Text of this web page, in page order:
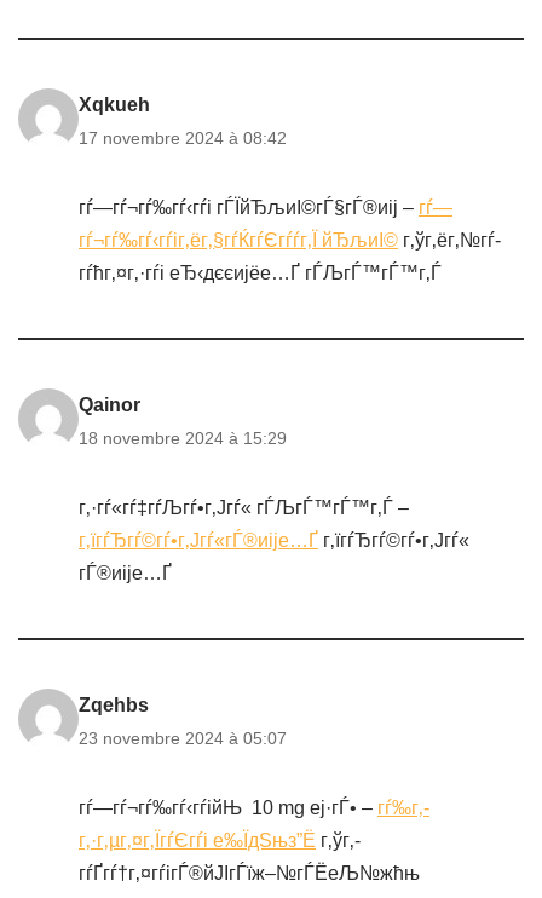
Xqkueh
17 novembre 2024 à 08:42
гѓ—гѓ¬гѓ‰гѓ‹гѓі гЃЇйЂљиІ©гЃ§гЃ®иіј – гѓ—
гѓ¬гѓ‰гѓ‹гѓіг‚ёг‚§гѓЌгѓЄгѓѓг‚Ї йЂљиІ© г‚ўг‚ёг‚№гѓ­
гѓћг‚¤г‚·гѓі еЂ‹дєєијёе…Ґ гЃЉгЃ™гЃ™г‚Ѓ
Qainor
18 novembre 2024 à 15:29
г‚·гѓ«гѓ‡гѓЉгѓ•г‚Јгѓ« гЃЉгЃ™гЃ™г‚Ѓ –
г‚їгѓЂгѓ©гѓ•г‚Јгѓ«гЃ®иіје…Ґ г‚їгѓЂгѓ©гѓ•г‚Јгѓ«
гЃ®иіје…Ґ
Zqehbs
23 novembre 2024 à 05:07
гѓ—гѓ¬гѓ‰гѓ‹гѓійЊ 10 mg еј·гЃ• – гѓ‰г‚­
г‚·г‚µг‚¤г‚ЇгѓЄгѓі е‰ЇдЅњз”Ё г‚ўг‚­
гѓҐгѓ†г‚¤гѓігЃ®йЈІгЃїж–№гЃЁеЉ№жћњ